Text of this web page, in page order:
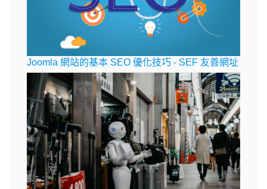
Joomla 網站的基本 SEO 優化技巧 - SEF 友善網址